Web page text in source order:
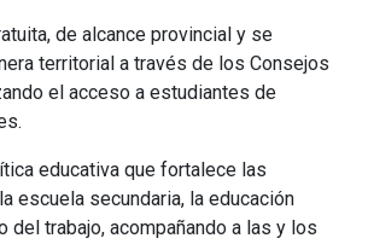
de alcance provincial y se
territorial a través de los Consejos
el acceso a estudiantes de
educativa que fortalece las
escuela secundaria, la educación
del trabajo, acompañando a las y los